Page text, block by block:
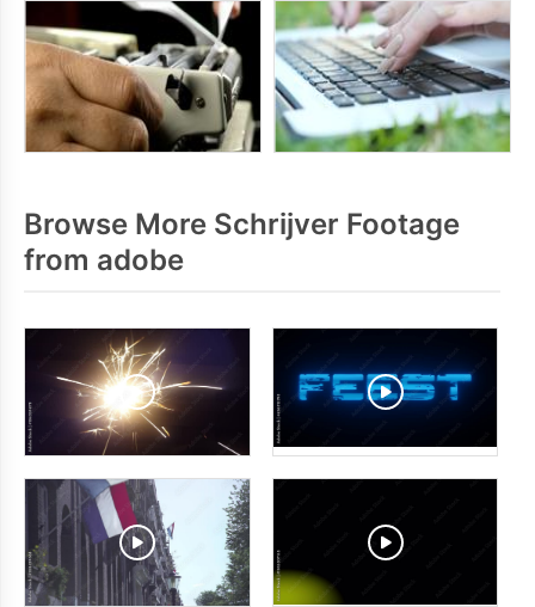
Browse More Schrijver Footage
from adobe